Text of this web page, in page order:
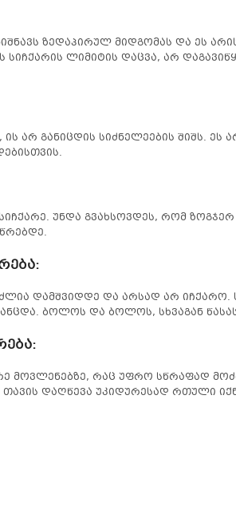
ზედაპირულ მიდგომას და ეს
ლიმიტის დაცვა, არ
არ განიცდის სიძნელეების შიშს.
უნდა გვახსოვდეს, რომ
:
დამშვიდდე და არსად არ იჩქარო.
ბოლოს და ბოლოს, სხვაგან
:
მოვლენებზე, რაც უფრო სწრაფად
დაღწევა უკიდურესად რთული